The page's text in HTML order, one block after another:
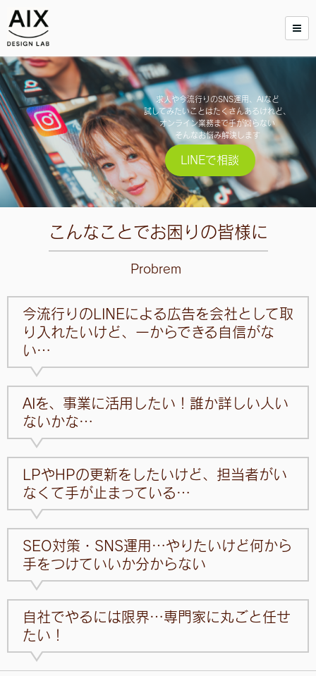
求人や今流行りのSNS運用、AIなど
試してみたいことはたくさんあるけれど、
オンライン業務まで手が回らない
そんなお悩み解決します
LINEで相談
こんなことでお困りの皆様に
Probrem
今流行りのLINEによる広告を会社として取
り入れたいけど、一からできる自信がな
い…
AIを、事業に活用したい！誰か詳しい人い
ないかな…
LPやHPの更新をしたいけど、担当者がい
なくて手が止まっている…
SEO対策・SNS運用…やりたいけど何から
手をつけていいか分からない
自社でやるには限界…専門家に丸ごと任せ
たい！